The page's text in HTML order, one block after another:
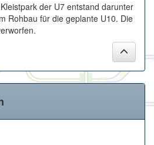
der U7 entstand darunter
Rohbau für die geplante U10. Die